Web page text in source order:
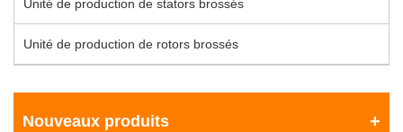
Unité de production de stators brossés
Unité de production de rotors brossés
Nouveaux produits